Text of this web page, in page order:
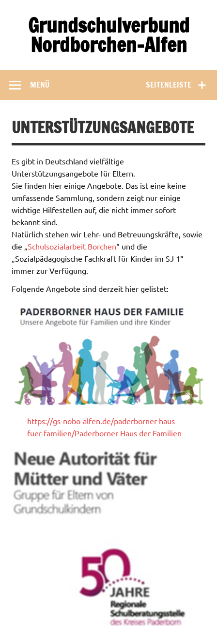
springenGrundschulverbund
Nordborchen-Alfen
SEITENLEISTE
MENÜ
UNTERSTÜTZUNGSANGEBOTE
Es gibt in Deutschland vielfältige
Unterstützungsangebote für Eltern.
Sie finden hier einige Angebote. Das ist eine keine
umfassende Sammlung, sondern zeigt nur einige
wichtige Hilfestellen auf, die nicht immer sofort
bekannt sind.
Natürlich stehen wir Lehr- und Betreuungskräfte, sowie
die „ Schulsozialarbeit Borchen“ und die
„Sozialpädagogische Fachkraft für Kinder im SJ 1“
immer zur Verfügung.
Folgende Angebote sind derzeit hier gelistet:
https://gs-nobo-alfen.de/paderborner-haus-
fuer-familien/Paderborner Haus der Familien